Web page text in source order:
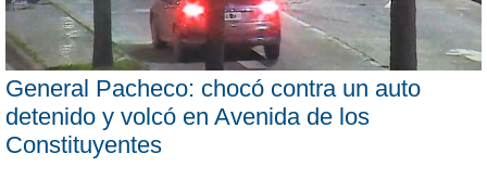
General Pacheco: chocó contra un auto
detenido y volcó en Avenida de los
Constituyentes